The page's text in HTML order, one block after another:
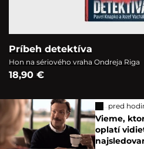
Príbeh detektíva
Hon na sériového vraha Ondreja Riga
18,90 €
pred
Vieme,
oplatí